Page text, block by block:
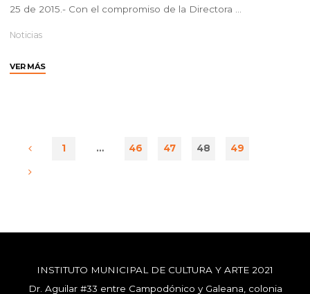
25 de 2015.- Con el compromiso de la Directora …
Noticias
VER MÁS"CELEBRAN
1 … 46 47 48 49
INSTITUTO MUNICIPAL DE CULTURA Y ARTE 2021
Dr. Aguilar #33 entre Campodónico y Galeana, colonia